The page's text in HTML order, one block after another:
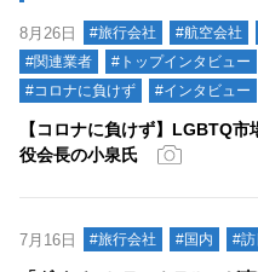
8月26日 #旅行会社 #航空会社
#関連業者
#トップインタビュー
#コロナに負けず
#インタビュー
【コロナに負けず】LGBTQ
役会長の小泉氏
7月16日 #旅行会社 #国内 #訪